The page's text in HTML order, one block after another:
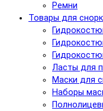
Ремни
Товары для
Ласты для
Маски для
Наборы